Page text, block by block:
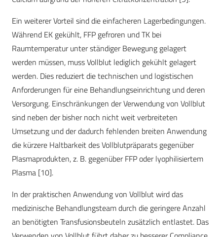
Ein weiterer Vorteil sind die einfacheren Lagerbedingungen.
Während EK gekühlt, FFP gefroren und TK bei
Raumtemperatur unter ständiger Bewegung gelagert
werden müssen, muss Vollblut lediglich gekühlt gelagert
werden. Dies reduziert die technischen und logistischen
Anforderungen für eine Behandlungseinrichtung und deren
Versorgung. Einschränkungen der Verwendung von Vollblut
sind neben der bisher noch nicht weit verbreiteten
Umsetzung und der dadurch fehlenden breiten Anwendung
die kürzere Haltbarkeit des Vollblutpräparats gegenüber
Plasmaprodukten, z. B. gegenüber FFP oder lyophilisiertem
Plasma [10].
In der praktischen Anwendung von Vollblut wird das
medizinische Behandlungsteam durch die geringere Anzahl
an benötigten Transfusionsbeuteln zusätzlich entlastet. Das